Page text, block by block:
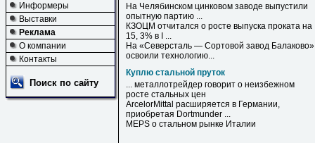
Информеры
Выставки
Реклама
О компании
Контакты
Поиск по сайту
На Челябинском цинковом заводе выпустили
опытную партию ...
КЗОЦМ отчитался о росте выпуска проката на
15, 3% в I ...
На «Северсталь — Сортовой завод Балаково»
освоили технологию...
Куплю стальной пруток
... металлотрейдер говорит о неизбежном
росте стальных цен
ArcelorMittal расширяется в Германии,
приобретая Dortmunder ...
MEPS о стальном рынке Италии